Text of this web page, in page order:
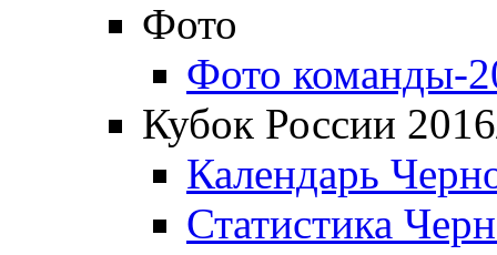
Фото
Фото команды-
Кубок России
Календарь
Статистика